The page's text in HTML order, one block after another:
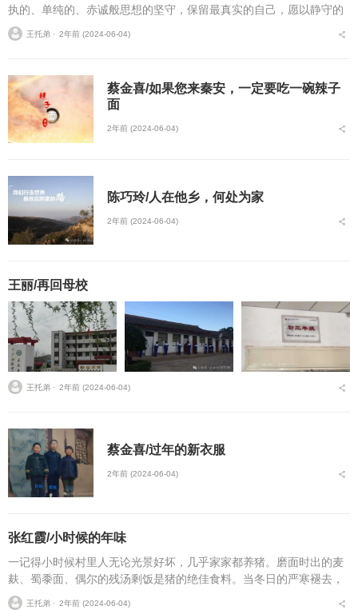
执的、单纯的、赤诚般思想的坚守，保留最真实的自己，愿以静守的
姿态抵挡日渐萎靡的状态。“一个爱好，一条孤旅，一次白纸上的叩
问，一回脑海里的深潜...
王托弟 ⋅ 2年前 (2024-06-04)
蔡金喜/如果您来秦安，一定要吃一碗辣子
面
2年前 (2024-06-04)
陈巧玲/人在他乡，何处为家
2年前 (2024-06-04)
王丽/再回母校
王托弟 ⋅ 2年前 (2024-06-04)
蔡金喜/过年的新衣服
2年前 (2024-06-04)
张红霞/小时候的年味
一记得小时候村里人无论光景好坏，几乎家家都养猪。磨面时出的麦
麸、蜀黍面、偶尔的残汤剩饭是猪的绝佳食料。当冬日的严寒褪去，
绿色的生命蓬勃生长起来，那些肥美鲜嫩的青草既补充了猪的口粮，
王托弟 ⋅ 2年前 (2024-06-04)